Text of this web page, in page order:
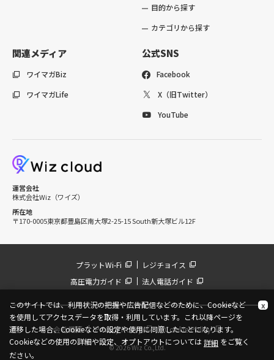
目的から探す
カテゴリから探す
関連メディア
ワイマガBiz
ワイマガLife
公式SNS
Facebook
X（旧Twitter）
YouTube
運営会社
株式会社Wiz（ワイズ）
所在地
〒170-0005東京都豊島区南大塚2-25-15 South新大塚ビル12F
プラットWi-Fi
レジチョイス
高圧電力ガイド
法人電話ガイド
会社概要 Privacy Policy Cookie Policy
© 2026 Wiz Co.,Ltd.
このサイトでは、利用状況の把握や広告配信などのために、Cookieなど
を使用してアクセスデータを取得・利用しています。これ以降ページを
遷移した場合、Cookieなどの設定や使用に同意したことになります。
Cookieなどの使用の詳細や設定、オプトアウトについては詳細
x
をご覧く
ださい。